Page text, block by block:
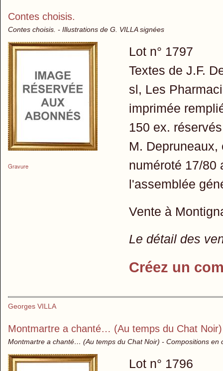
Contes choisis.
Contes choisis. - Illustrations de G. VILLA signées
Gravure
Lot n° 1797
Textes de J.F.
sl, Les
imprimée
150 ex.
M.
numéroté 17/80
l'assemblée
Vente à
Le détail des
Créez un
Georges VILLA
Montmartre a chanté… (Au temps du Chat Noir)
Montmartre a chanté… (Au temps du Chat Noir) - Compositions en
Lot n° 1796